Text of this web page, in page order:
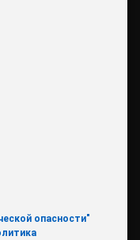
опасности"